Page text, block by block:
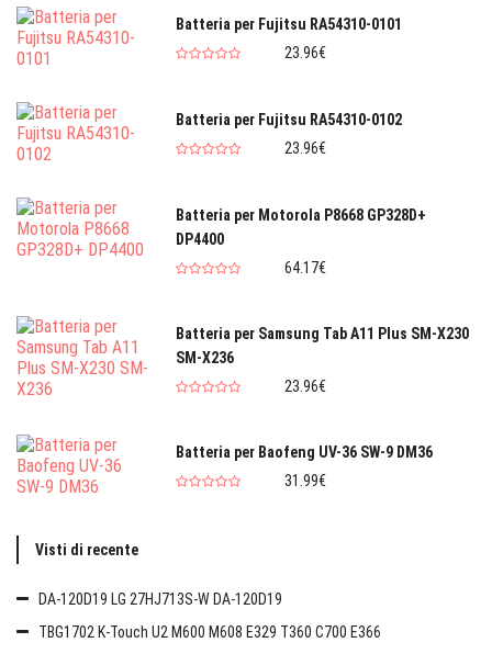
Batteria per Fujitsu RA54310-0101
23.96€
Batteria per Fujitsu RA54310-0102
23.96€
Batteria per Motorola P8668 GP328D+
DP4400
64.17€
Batteria per Samsung Tab A11 Plus SM-X230
SM-X236
23.96€
Batteria per Baofeng UV-36 SW-9 DM36
31.99€
Visti di recente
DA-120D19 LG 27HJ713S-W DA-120D19
TBG1702 K-Touch U2 M600 M608 E329 T360 C700 E366